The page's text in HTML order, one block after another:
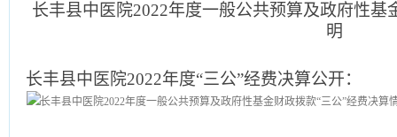
长丰县中医院2022年度一般公共预算及政府性基
明
长丰县中医院2022年度“三公”经费决算公开：